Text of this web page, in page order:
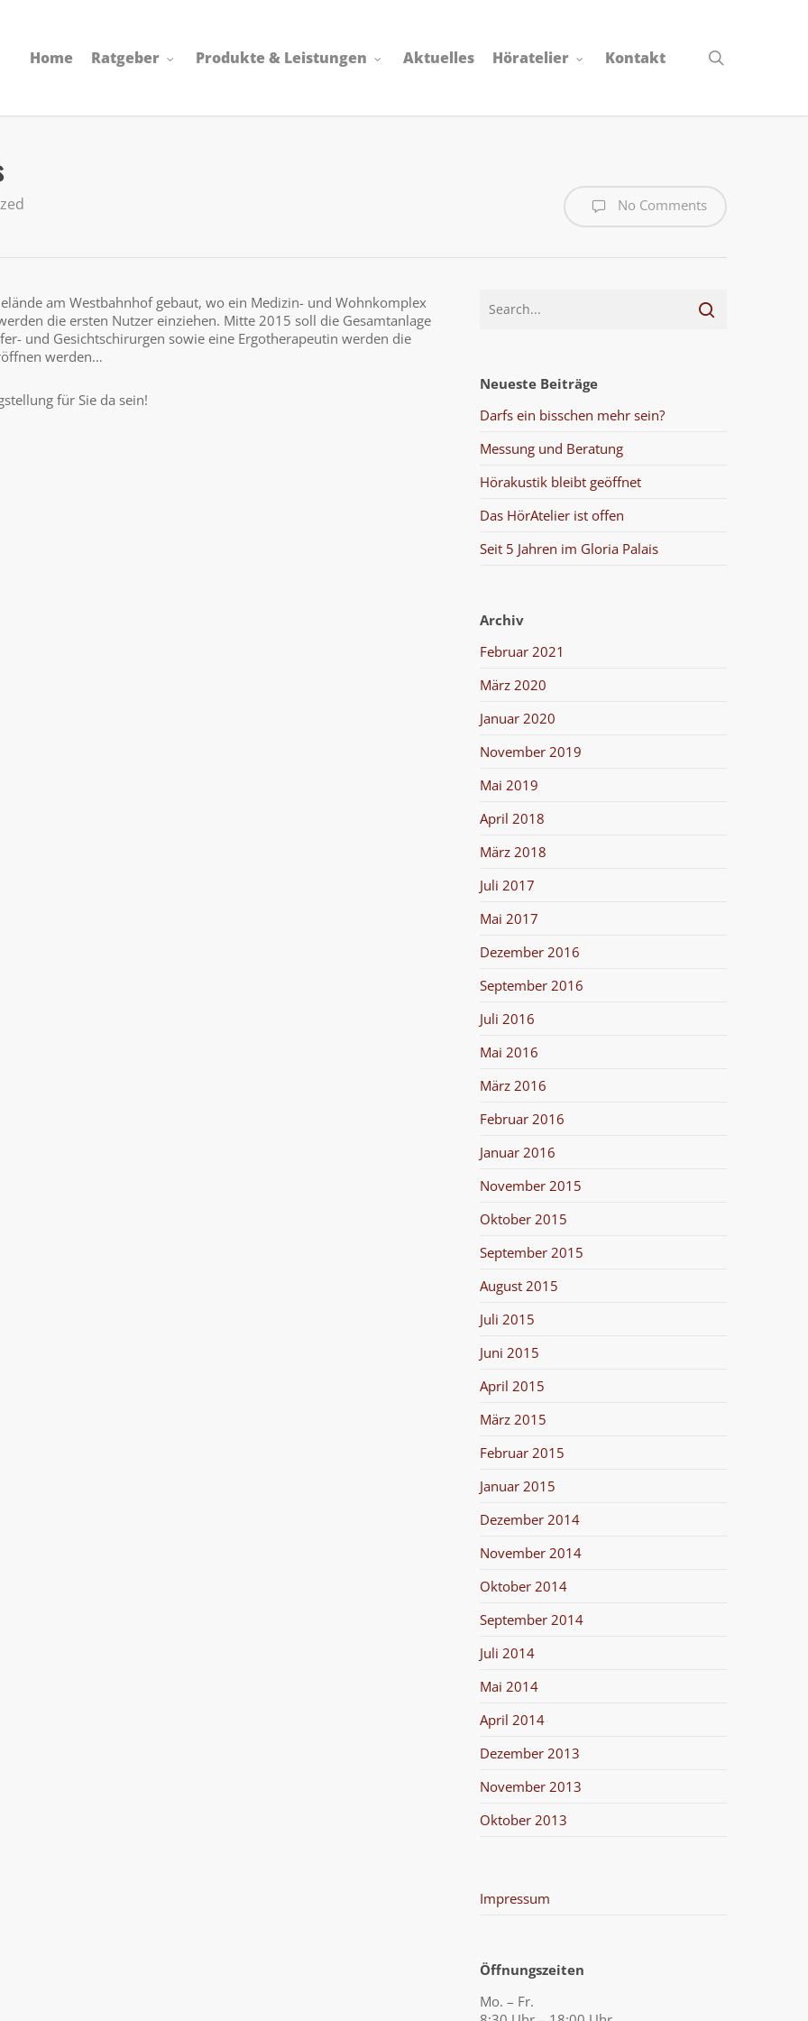
Home Ratgeber Produkte & Leistungen Aktuelles Höratelier Kontakt
No Comments
am Westbahnhof gebaut, wo ein Medizin- und Wohnkomplex
die ersten Nutzer einziehen. Mitte 2015 soll die Gesamtanlage
und Gesichtschirurgen sowie eine Ergotherapeutin werden die
werden…
für Sie da sein!
Neueste Beiträge
Darfs ein bisschen mehr sein?
Messung und Beratung
Hörakustik bleibt geöffnet
Das HörAtelier ist offen
Seit 5 Jahren im Gloria Palais
Archiv
Februar 2021
März 2020
Januar 2020
November 2019
Mai 2019
April 2018
März 2018
Juli 2017
Mai 2017
Dezember 2016
September 2016
Juli 2016
Mai 2016
März 2016
Februar 2016
Januar 2016
November 2015
Oktober 2015
September 2015
August 2015
Juli 2015
Juni 2015
April 2015
März 2015
Februar 2015
Januar 2015
Dezember 2014
November 2014
Oktober 2014
September 2014
Juli 2014
Mai 2014
April 2014
Dezember 2013
November 2013
Oktober 2013
Impressum
Öffnungszeiten
Mo. – Fr.